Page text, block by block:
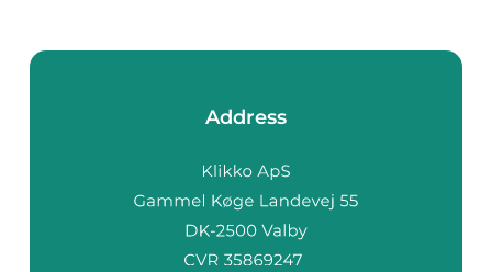
Address